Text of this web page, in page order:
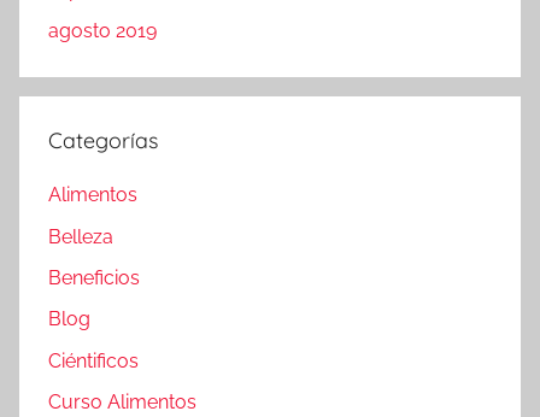
agosto 2019
Categorías
Alimentos
Belleza
Beneficios
Blog
Ciéntificos
Curso Alimentos